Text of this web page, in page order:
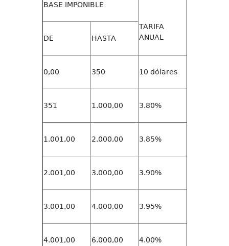
BASE IMPONIBLE
TARIFA
ANUAL
DE HASTA
0,00 350 10 dólares
351 1.000,00 3.80%
1.001,00 2.000,00 3.85%
2.001,00 3.000,00 3.90%
3.001,00 4.000,00 3.95%
4.001,00 6.000,00 4.00%